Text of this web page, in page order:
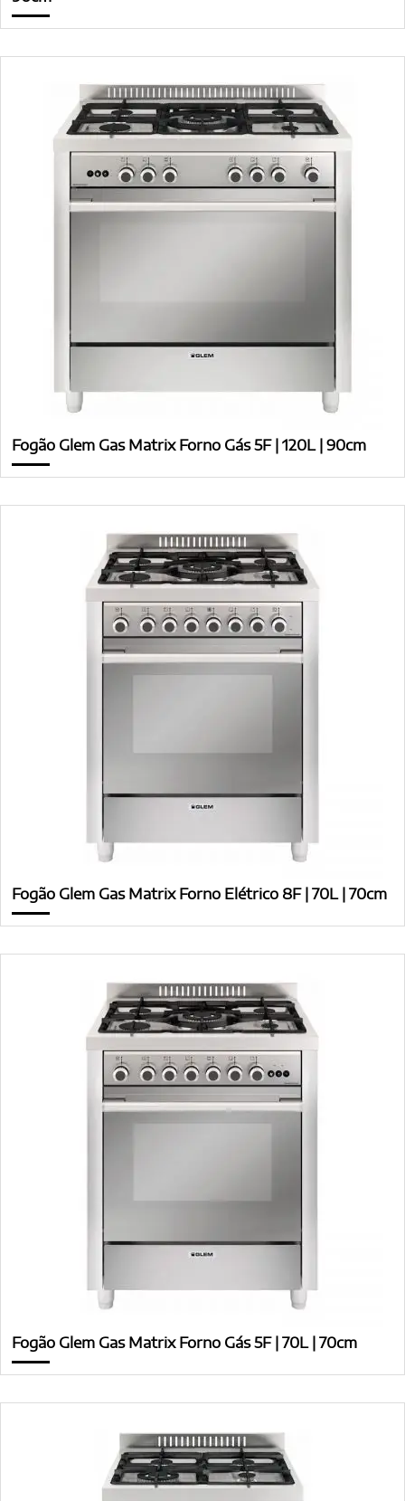
Fogão Glem Gas Matrix Forno Gás 5F | 120L | 90cm
Fogão Glem Gas Matrix Forno Elétrico 8F | 70L | 70cm
Fogão Glem Gas Matrix Forno Gás 5F | 70L | 70cm